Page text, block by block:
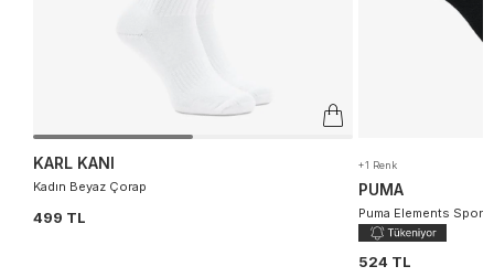
KARL KANI
Kadın Beyaz Çorap
499 TL
+1 Renk
PUMA
Puma Elements Sport
524 TL